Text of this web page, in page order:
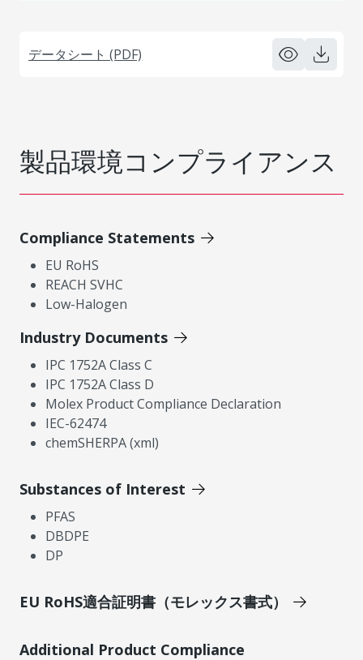
データシート (PDF)
製品環境コンプライアンス
Compliance Statements
EU RoHS
REACH SVHC
Low-Halogen
Industry Documents
IPC 1752A Class C
IPC 1752A Class D
Molex Product Compliance Declaration
IEC-62474
chemSHERPA (xml)
Substances of Interest
PFAS
DBDPE
DP
EU RoHS適合証明書（モレックス書式）
Additional Product Compliance